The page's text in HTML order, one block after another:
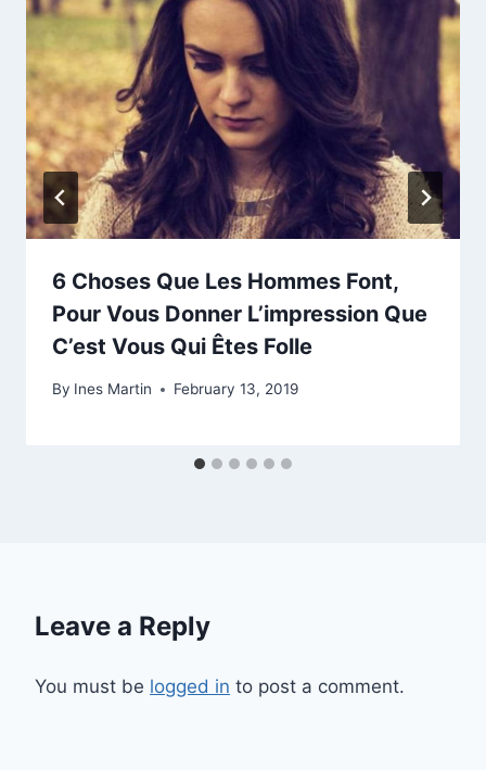
6 Choses Que Les Hommes Font,
Pour Vous Donner L’impression Que
C’est Vous Qui Êtes Folle
By Ines Martin February 13, 2019
Leave a Reply
You must be logged in to post a comment.